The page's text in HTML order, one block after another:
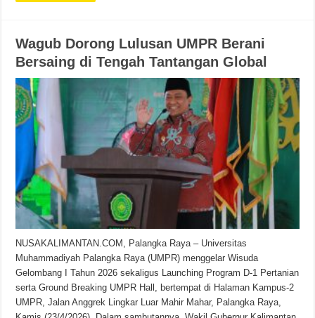
Wagub Dorong Lulusan UMPR Berani
Bersaing di Tengah Tantangan Global
NUSAKALIMANTAN.COM, Palangka Raya – Universitas
Muhammadiyah Palangka Raya (UMPR) menggelar Wisuda
Gelombang I Tahun 2026 sekaligus Launching Program D-1 Pertanian
serta Ground Breaking UMPR Hall, bertempat di Halaman Kampus-2
UMPR, Jalan Anggrek Lingkar Luar Mahir Mahar, Palangka Raya,